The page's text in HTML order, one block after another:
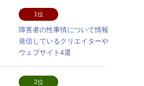
1位
障害者の性事情について情報
発信しているクリエイターや
ウェブサイト4選
2位